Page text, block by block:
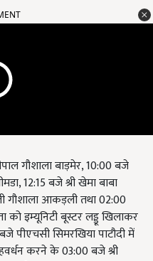
गौशाला बाड़मेर, 10:00 बजे
12:15 बजे श्री खेमा बाबा
गौशाला आकड़ली तथा 02:00
को इम्यूनिटी बूस्टर लड्डू खिलाकर
सिमरखिया पाटौदी में
करने के 03:00 बजे श्री